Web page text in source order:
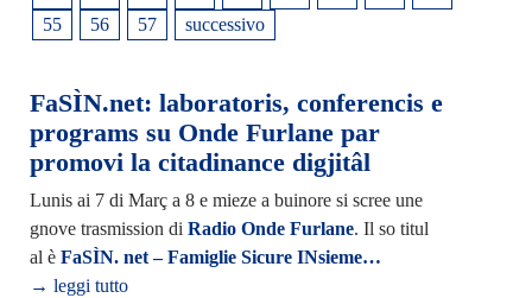
55
56 57 successivo
FaSÌN.net: laboratoris, conferencis e
programs su Onde Furlane par
promovi la citadinance digjitâl
Lunis ai 7 di Març a 8 e mieze a buinore si scree une
gnove trasmission di Radio Onde Furlane. Il so titul
al è FaSÌN. net – Famiglie Sicure INsieme…
→ leggi tutto